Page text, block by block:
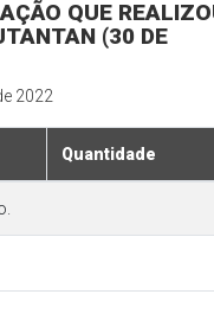
QUE
(30 DE
2022
Quantidade